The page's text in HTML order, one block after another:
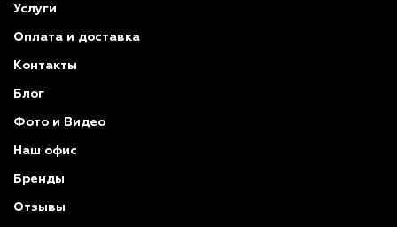
Услуги
Оплата и доставка
Контакты
Блог
Фото и Видео
Наш офис
Бренды
Отзывы